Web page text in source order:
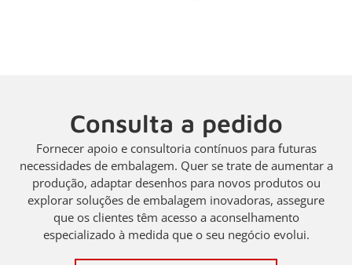
Consulta a pedido
Fornecer apoio e consultoria contínuos para futuras
necessidades de embalagem. Quer se trate de aumentar a
produção, adaptar desenhos para novos produtos ou
explorar soluções de embalagem inovadoras, assegure
que os clientes têm acesso a aconselhamento
especializado à medida que o seu negócio evolui.